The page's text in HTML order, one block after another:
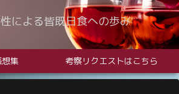
による皆既日食への歩み
集 考察リクエストはこちら